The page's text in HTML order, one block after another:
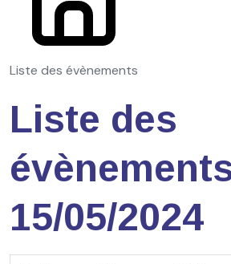
Liste des évènements
Liste des
15/05/2024